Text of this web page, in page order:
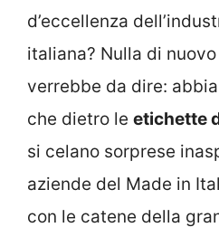
d’eccellenza
italiana? Nulla di
verrebbe da dire:
che dietro le etichette
si celano sorprese
aziende del Made in
con le catene della